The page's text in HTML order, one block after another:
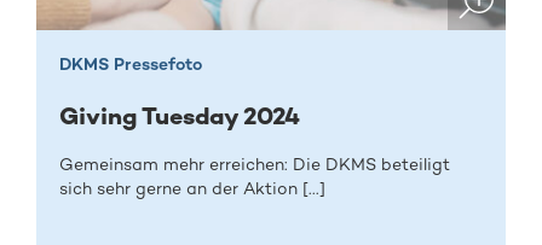
DKMS Pressefoto
Giving Tuesday 2024
Gemeinsam mehr erreichen: Die DKMS beteiligt
sich sehr gerne an der Aktion [...]